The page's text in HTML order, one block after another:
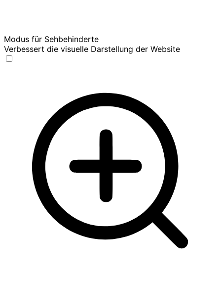
Modus für Sehbehinderte
Verbessert die visuelle Darstellung der Website